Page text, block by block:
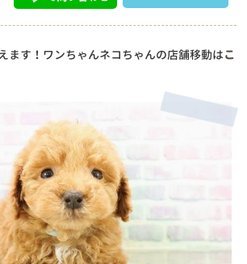
ます！ワンちゃんネコちゃんの店舗移動はこ